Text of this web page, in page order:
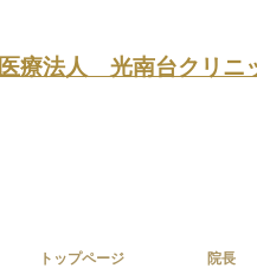
医療法人 光南台クリニ
トップページ 院長